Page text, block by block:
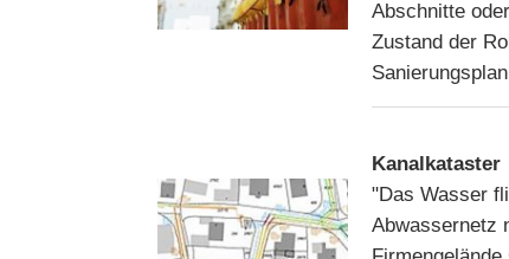
Abschnitte
Zustand der
Kanalkataster
"Das Wasser
Abwassernetz